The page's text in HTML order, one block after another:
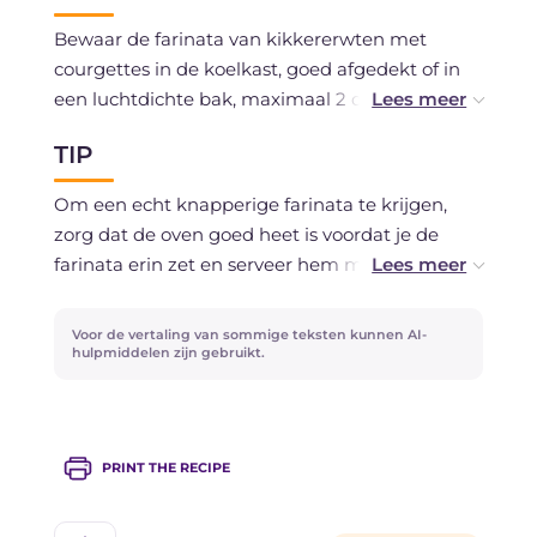
Bewaar de farinata van kikkererwten met
courgettes in de koelkast, goed afgedekt of in
een luchtdichte bak, maximaal 2 dagen.
Je kunt hem al in porties invriezen; bij gebruik
laat je hem ontdooien in de koelkast en
verwarm je hem daarna in de oven om de
textuur te herstellen.
TIP
Om een echt knapperige farinata te krijgen,
zorg dat de oven goed heet is voordat je de
farinata erin zet en serveer hem meteen: als
oven opwarmen in plaats van in de magnetron,
zo blijft hij krokant.
Voor de vertaling van sommige teksten kunnen AI-
hulpmiddelen zijn gebruikt.
PRINT THE RECIPE